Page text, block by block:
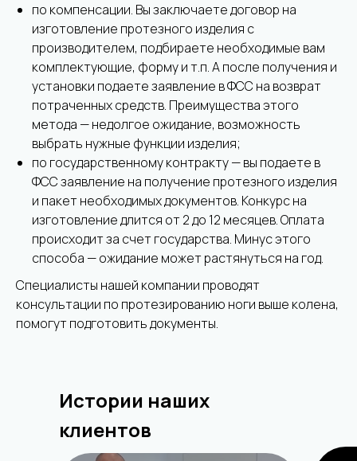
по компенсации. Вы заключаете договор на
изготовление протезного изделия с
производителем, подбираете необходимые вам
комплектующие, форму и т.п. А после получения и
установки подаете заявление в ФСС на возврат
потраченных средств. Преимущества этого
метода — недолгое ожидание, возможность
выбрать нужные функции изделия;
по государственному контракту — вы подаете в
ФСС заявление на получение протезного изделия
и пакет необходимых документов. Конкурс на
изготовление длится от 2 до 12 месяцев. Оплата
происходит за счет государства. Минус этого
способа — ожидание может растянуться на год.
Специалисты нашей компании проводят
консультации по протезированию ноги выше колена,
помогут подготовить документы.
Истории наших
клиентов